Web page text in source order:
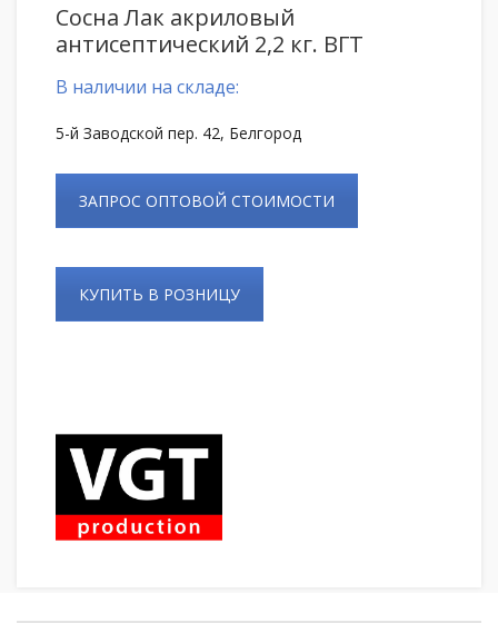
Сосна Лак акриловый
антисептический 2,2 кг. ВГТ
В наличии на складе:
5-й Заводской пер. 42, Белгород
ЗАПРОС ОПТОВОЙ СТОИМОСТИ
КУПИТЬ В РОЗНИЦУ